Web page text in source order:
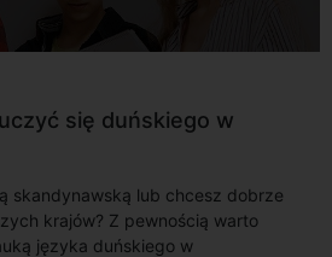
się duńskiego w
skandynawską lub chcesz dobrze
krajów? Z pewnością warto
języka duńskiego w